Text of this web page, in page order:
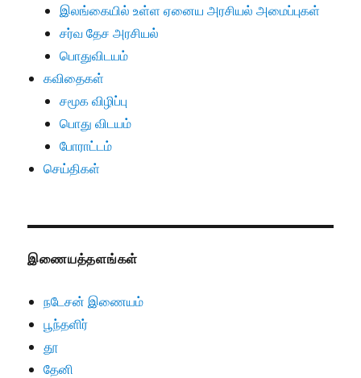
இலங்கையில் உள்ள ஏனைய அரசியல் அமைப்புகள்
சர்வ தேச அரசியல்
பொதுவிடயம்
கவிதைகள்
சமூக விழிப்பு
பொது விடயம்
போராட்டம்
செய்திகள்
இணையத்தளங்கள்
நடேசன் இணையம்
பூந்தளிர்
தூ
தேனி